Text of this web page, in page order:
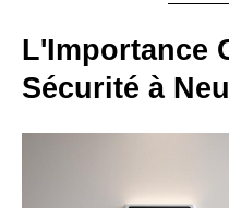
L'Importance
Sécurité à